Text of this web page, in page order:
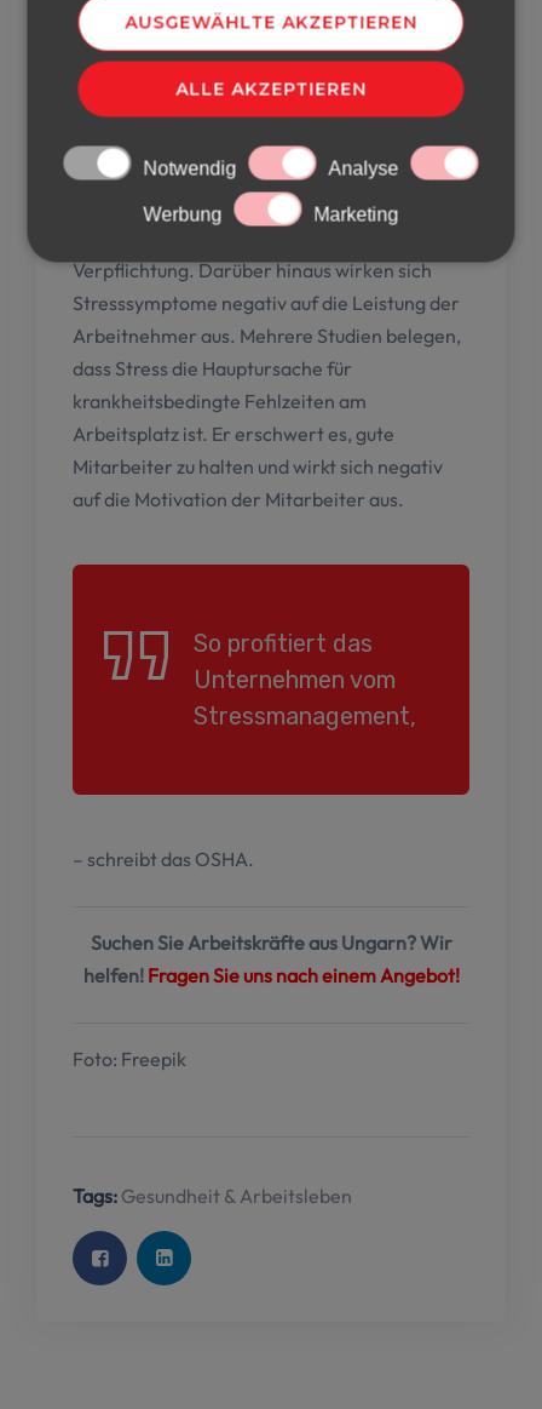
AUSGEWÄHLTE AKZEPTIEREN
ALLE AKZEPTIEREN
Notwendig Analyse
Werbung Marketing
Zusammenhalt der Gemeinschaft
(gemeinsame Kochabende,
Spendenaktionen usw.)
Stärkung der emotionalen Resilienz von
Arbeitnehmern.
„Der Umgang mit psychosozialen Risiken, die
Verpflichtung. Darüber hinaus wirken sich
Stresssymptome negativ auf die Leistung der
Arbeitnehmer aus. Mehrere Studien belegen,
dass Stress die Hauptursache für
krankheitsbedingte Fehlzeiten am
Arbeitsplatz ist. Er erschwert es, gute
Mitarbeiter zu halten und wirkt sich negativ
auf die Motivation der Mitarbeiter aus.
So profitiert das
Unternehmen vom
Stressmanagement,
– schreibt das OSHA.
Suchen Sie Arbeitskräfte aus Ungarn? Wir
helfen! Fragen Sie uns nach einem Angebot!
Foto: Freepik
Tags: Gesundheit & Arbeitsleben